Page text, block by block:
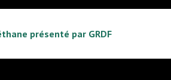
présenté par GRDF